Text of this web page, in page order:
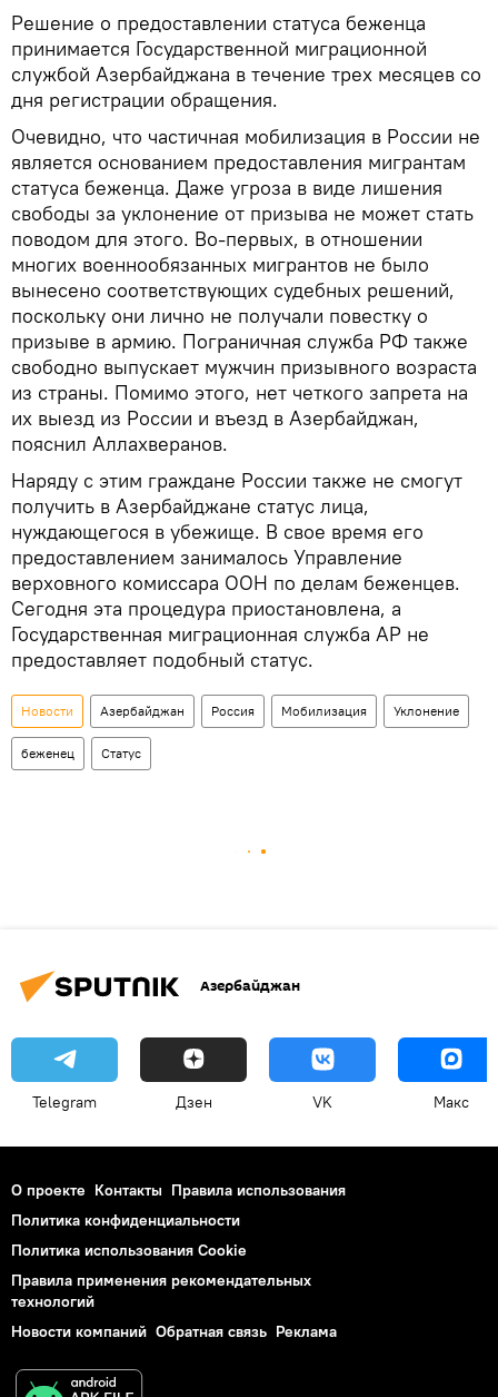
Решение о предоставлении статуса беженца
принимается Государственной миграционной
службой Азербайджана в течение трех месяцев со
дня регистрации обращения.
Очевидно, что частичная мобилизация в России не
является основанием предоставления мигрантам
статуса беженца. Даже угроза в виде лишения
свободы за уклонение от призыва не может стать
поводом для этого. Во-первых, в отношении
многих военнообязанных мигрантов не было
вынесено соответствующих судебных решений,
поскольку они лично не получали повестку о
призыве в армию. Пограничная служба РФ также
свободно выпускает мужчин призывного возраста
из страны. Помимо этого, нет четкого запрета на
их выезд из России и въезд в Азербайджан,
пояснил Аллахверанов.
Наряду с этим граждане России также не смогут
получить в Азербайджане статус лица,
нуждающегося в убежище. В свое время его
предоставлением занималось Управление
верховного комиссара ООН по делам беженцев.
Сегодня эта процедура приостановлена, а
Государственная миграционная служба АР не
предоставляет подобный статус.
Новости Азербайджан Россия Мобилизация Уклонение
беженец Статус
Азербайджан
Telegram Дзен VK Макс
О проекте Контакты Правила использования
Политика конфиденциальности
Политика использования Cookie
Правила применения рекомендательных
технологий
Новости компаний Обратная связь Реклама